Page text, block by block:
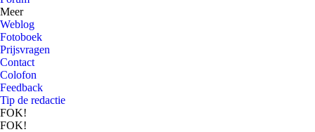
Meer
Weblog
Fotoboek
Prijsvragen
Contact
Colofon
Feedback
Tip de redactie
FOK!
FOK!